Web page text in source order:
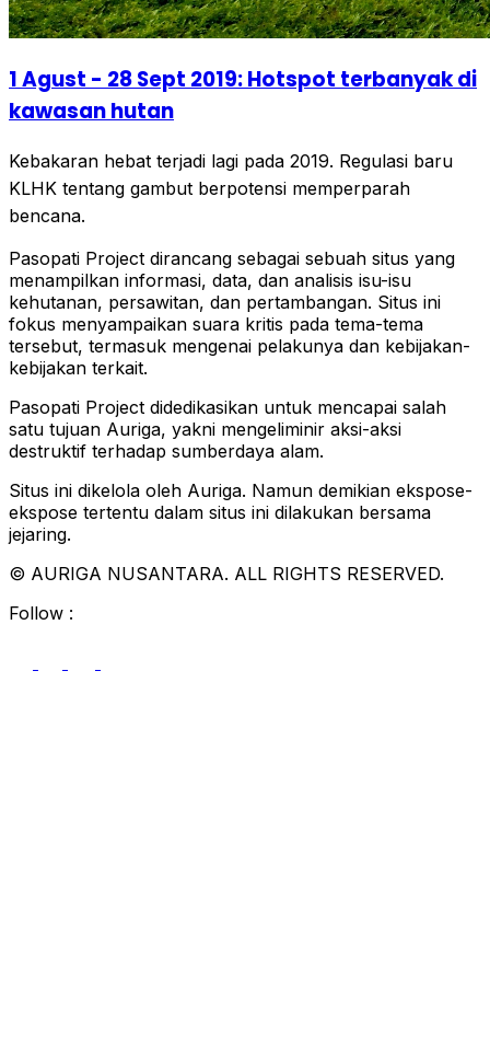
1 Agust - 28 Sept 2019: Hotspot terbanyak di
kawasan hutan
Kebakaran hebat terjadi lagi pada 2019. Regulasi baru
KLHK tentang gambut berpotensi memperparah
bencana.
Pasopati Project dirancang sebagai sebuah situs yang
menampilkan informasi, data, dan analisis isu-isu
kehutanan, persawitan, dan pertambangan. Situs ini
fokus menyampaikan suara kritis pada tema-tema
tersebut, termasuk mengenai pelakunya dan kebijakan-
kebijakan terkait.
Pasopati Project didedikasikan untuk mencapai salah
satu tujuan Auriga, yakni mengeliminir aksi-aksi
destruktif terhadap sumberdaya alam.
Situs ini dikelola oleh Auriga. Namun demikian ekspose-
ekspose tertentu dalam situs ini dilakukan bersama
jejaring.
© AURIGA NUSANTARA. ALL RIGHTS RESERVED.
Follow :